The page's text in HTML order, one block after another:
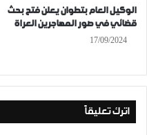
الوكيل العام بتطوان يعلن فتح بحث
قضائي في صور المهاجرين العراة
17/09/2024
اترك تعليقاً